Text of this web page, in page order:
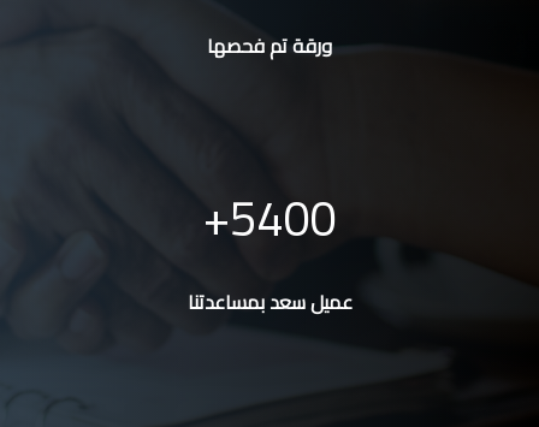
ورقة تم فحصها
5400
عميل سعد بمساعدتنا